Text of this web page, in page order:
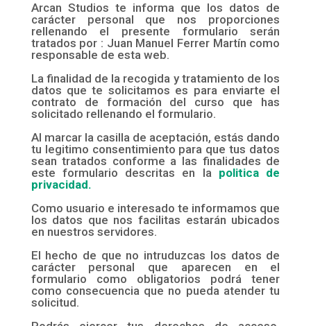
Arcan Studios te informa que los datos de
carácter personal que nos proporciones
rellenando el presente formulario serán
tratados por : Juan Manuel Ferrer Martín como
responsable de esta web.
La finalidad de la recogida y tratamiento de los
datos que te solicitamos es para enviarte el
contrato de formación del curso que has
solicitado rellenando el formulario.
Al marcar la casilla de aceptación, estás dando
tu legitimo consentimiento para que tus datos
sean tratados conforme a las finalidades de
este formulario descritas en la politica de
privacidad.
Como usuario e interesado te informamos que
los datos que nos facilitas estarán ubicados
en nuestros servidores.
El hecho de que no intruduzcas los datos de
carácter personal que aparecen en el
formulario como obligatorios podrá tener
como consecuencia que no pueda atender tu
solicitud.